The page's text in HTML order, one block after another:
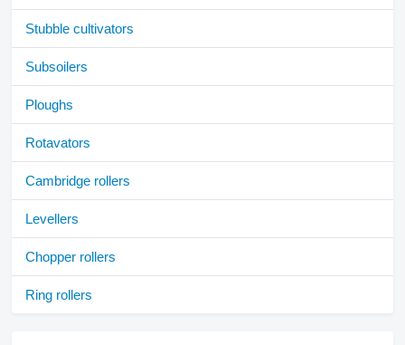
Stubble cultivators
Subsoilers
Ploughs
Rotavators
Cambridge rollers
Levellers
Chopper rollers
Ring rollers